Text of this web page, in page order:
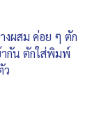
งผสม ค่อย ๆ ตัก
ากัน ตักใส่พิมพ์
ว